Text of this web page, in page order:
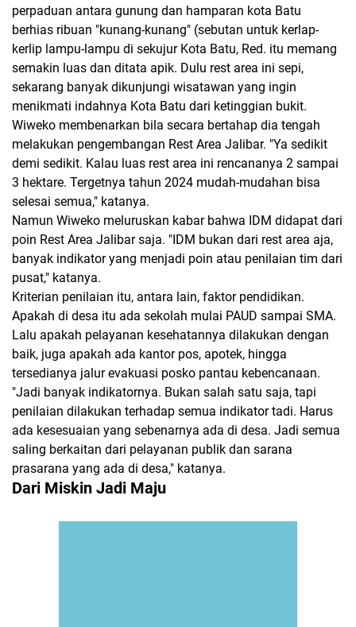
perpaduan antara gunung dan hamparan kota Batu
berhias ribuan "kunang-kunang" (sebutan untuk kerlap-
kerlip lampu-lampu di sekujur Kota Batu, Red. itu memang
semakin luas dan ditata apik. Dulu rest area ini sepi,
sekarang banyak dikunjungi wisatawan yang ingin
menikmati indahnya Kota Batu dari ketinggian bukit.
Wiweko membenarkan bila secara bertahap dia tengah
melakukan pengembangan Rest Area Jalibar. "Ya sedikit
demi sedikit. Kalau luas rest area ini rencananya 2 sampai
3 hektare. Tergetnya tahun 2024 mudah-mudahan bisa
selesai semua," katanya.
Namun Wiweko meluruskan kabar bahwa IDM didapat dari
poin Rest Area Jalibar saja. "IDM bukan dari rest area aja,
banyak indikator yang menjadi poin atau penilaian tim dari
pusat," katanya.
Kriterian penilaian itu, antara lain, faktor pendidikan.
Apakah di desa itu ada sekolah mulai PAUD sampai SMA.
Lalu apakah pelayanan kesehatannya dilakukan dengan
baik, juga apakah ada kantor pos, apotek, hingga
tersedianya jalur evakuasi posko pantau kebencanaan.
"Jadi banyak indikatornya. Bukan salah satu saja, tapi
penilaian dilakukan terhadap semua indikator tadi. Harus
ada kesesuaian yang sebenarnya ada di desa. Jadi semua
saling berkaitan dari pelayanan publik dan sarana
prasarana yang ada di desa," katanya.
Dari Miskin Jadi Maju